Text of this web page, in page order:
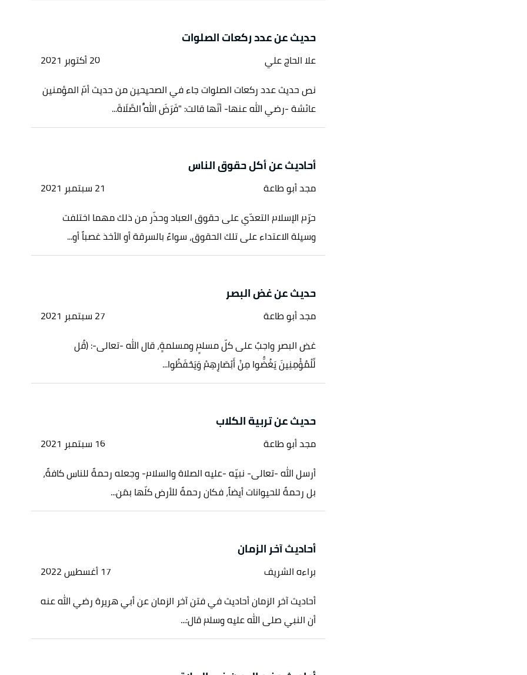
حديث عن عدد ركعات الصلوات
علا الحاج علي
20 أكتوبر 2021
نص حديث عدد ركعات الصلوات جاء في الصحيحين من حديث أمّ المؤمنين
عائشة -رضي الله عنها- أنّها قالت: "فَرَضَ اللَّهُ الصَّلَاةَ...
أحاديث عن أكل حقوق الناس
مجد أبو طاعة
21 سبتمبر 2021
حرّم الإسلام التعدّي على حقوق العباد وحذّر من ذلك مهما اختلفت
وسيلة الاعتداء على تلك الحقوق، سواءً بالسرقة أو الأخذ غصباً أو...
حديث عن غض البصر
مجد أبو طاعة
27 سبتمبر 2021
غض البصر واجبٌ على كلّ مسلمٍ ومسلمةٍ، قال الله -تعالى-: (قُل
لِّلْمُؤْمِنِينَ يَغُضُّوا مِنْ أَبْصَارِهِمْ وَيَحْفَظُوا...
حديث عن تربية الكلاب
مجد أبو طاعة
16 سبتمبر 2021
أرسل الله -تعالى- نبيّه -عليه الصلاة والسلام- وجعله رحمةً للناس كافةً،
بل رحمةً للحيوانات أيضاً، فكان رحمةً للأرض كلّها بمَن...
أحاديث آخر الزمان
براءه الشريف
17 أغسطس 2022
أحاديث آخر الزمان أحاديث في فتن آخر الزمان عن أبي هريرة رضي الله عنه
أن النبي صلى الله عليه وسلم قال:...